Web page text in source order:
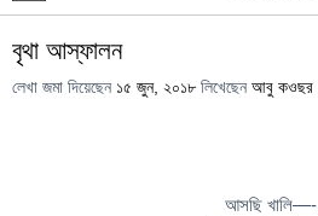
বৃথা আস্ফালন
লেখা জমা দিয়েছেন ১৫ জুন, ২০১৮লিখেছেন আবু কওছর
আসছি খালি—-